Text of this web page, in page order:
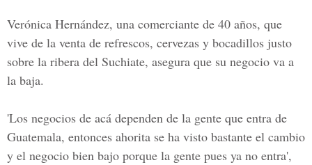
Verónica Hernández, una comerciante de 40 años, que
vive de la venta de refrescos, cervezas y bocadillos justo
sobre la ribera del Suchiate, asegura que su negocio va a
la baja.
'Los negocios de acá dependen de la gente que entra de
Guatemala, entonces ahorita se ha visto bastante el cambio
y el negocio bien bajo porque la gente pues ya no entra',